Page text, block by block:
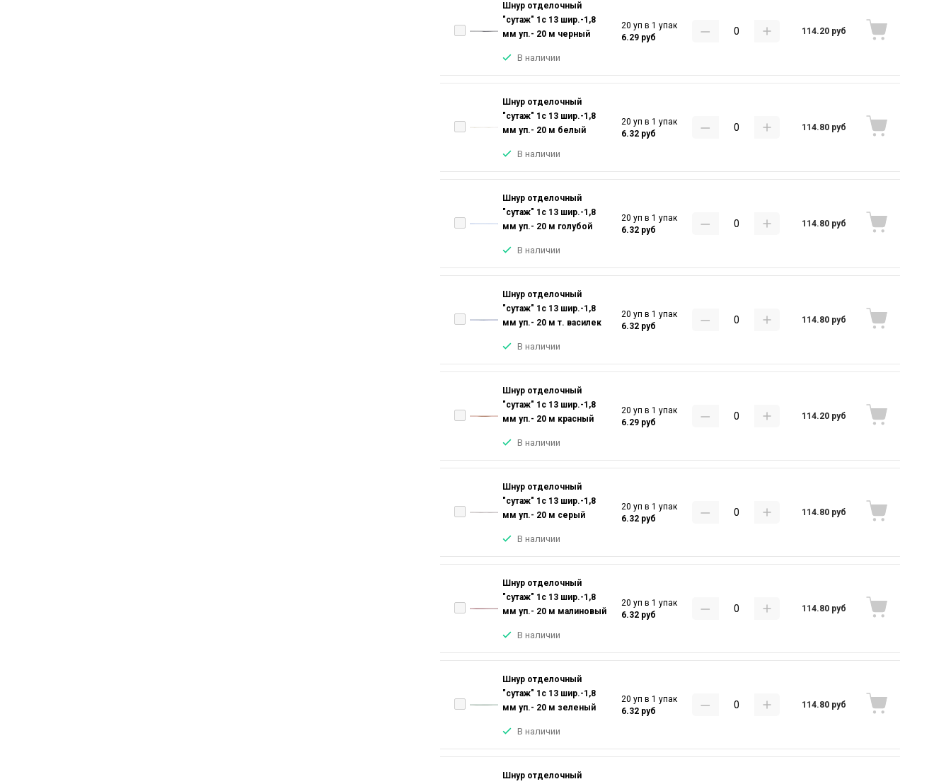
Шнур отделочный
"сутаж" 1с 13 шир.-1,8
мм уп.- 20 м черный
В наличии
20 уп в 1 упак
6.29 руб
114.20 руб
Шнур отделочный
"сутаж" 1с 13 шир.-1,8
мм уп.- 20 м белый
В наличии
20 уп в 1 упак
6.32 руб
114.80 руб
Шнур отделочный
"сутаж" 1с 13 шир.-1,8
мм уп.- 20 м голубой
В наличии
20 уп в 1 упак
6.32 руб
114.80 руб
Шнур отделочный
"сутаж" 1с 13 шир.-1,8
мм уп.- 20 м т. василек
В наличии
20 уп в 1 упак
6.32 руб
114.80 руб
Шнур отделочный
"сутаж" 1с 13 шир.-1,8
мм уп.- 20 м красный
В наличии
20 уп в 1 упак
6.29 руб
114.20 руб
Шнур отделочный
"сутаж" 1с 13 шир.-1,8
мм уп.- 20 м серый
В наличии
20 уп в 1 упак
6.32 руб
114.80 руб
Шнур отделочный
"сутаж" 1с 13 шир.-1,8
мм уп.- 20 м малиновый
В наличии
20 уп в 1 упак
6.32 руб
114.80 руб
Шнур отделочный
"сутаж" 1с 13 шир.-1,8
мм уп.- 20 м зеленый
В наличии
20 уп в 1 упак
6.32 руб
114.80 руб
Шнур отделочный